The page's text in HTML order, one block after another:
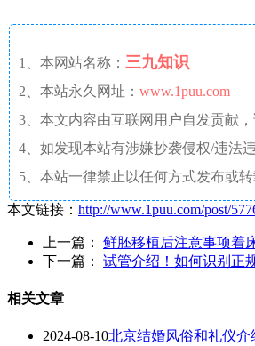
1、本网站名称： 三九知识
2、本站永久网址： www.1puu.com
3、本文内容由互联网用户自发贡献
4、如发现本站有涉嫌抄袭侵权/违法
5、本站一律禁止以任何方式发布或
本文链接： http://www.1puu.com/post/
上一篇： 鲜胚移植后注意事项着
下一篇： 试管介绍！如何识别正
相关文章
2024-08-10北京结婚风俗和礼仪